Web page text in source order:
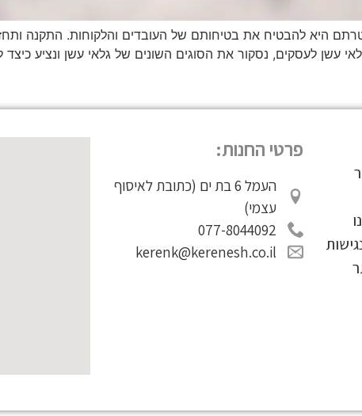
היא להבטיח את בטיחותם של העובדים והלקוחות. התקנה
עשן לעסקים, נסקור את הסוגים השונים של גלאי עשן ונציע
פרטי החנות:
העמל 6 בת ים (כתובת לאיסוף
עצמי)
077-8044092
kerenk@kerenesh.co.il